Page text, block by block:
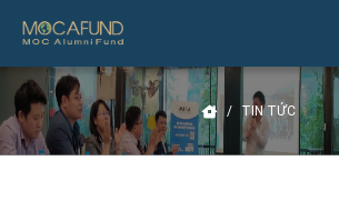
TIN TỨC